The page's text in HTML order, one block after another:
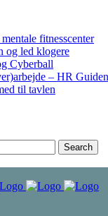
fitnesscenter
og led klogere
Cyberball
– HR
til tavlen